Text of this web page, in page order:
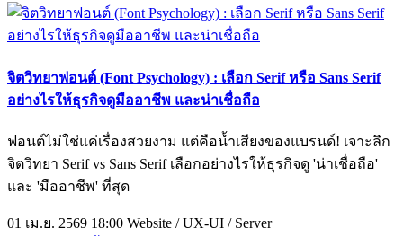
จิตวิทยาฟอนต์ (Font Psychology) : เลือก Serif หรือ Sans Serif
อย่างไรให้ธุรกิจดูมืออาชีพ และน่าเชื่อถือ
ฟอนต์ไม่ใช่แค่เรื่องสวยงาม แต่คือน้ำเสียงของแบรนด์! เจาะลึก
จิตวิทยา Serif vs Sans Serif เลือกอย่างไรให้ธุรกิจดู 'น่าเชื่อถือ'
และ 'มืออาชีพ' ที่สุด
01 เม.ย. 2569 18:00 Website / UX-UI / Server